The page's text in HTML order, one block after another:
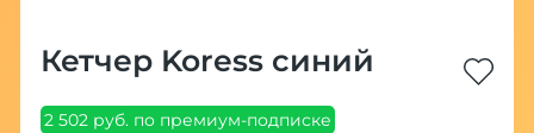
Кетчер Koress синий
2 502 руб. по премиум-подписке